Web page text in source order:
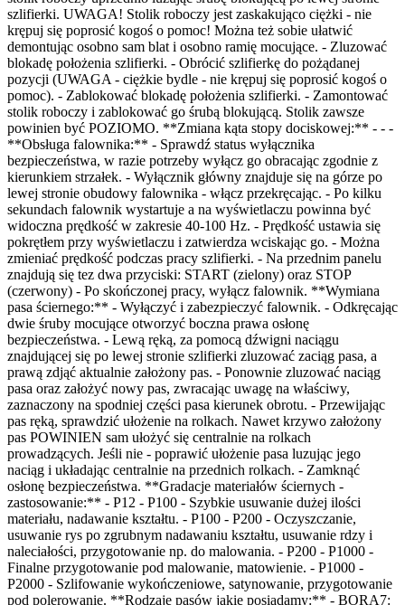
szlifierki. UWAGA! Stolik roboczy jest zaskakująco ciężki - nie
krępuj się poprosić kogoś o pomoc! Można też sobie ułatwić
demontując osobno sam blat i osobno ramię mocujące. - Zluzować
blokadę położenia szlifierki. - Obrócić szlifierkę do pożądanej
pozycji (UWAGA - ciężkie bydle - nie krępuj się poprosić kogoś o
pomoc). - Zablokować blokadę położenia szlifierki. - Zamontować
stolik roboczy i zablokować go śrubą blokującą. Stolik zawsze
powinien być POZIOMO. **Zmiana kąta stopy dociskowej:** - - -
**Obsługa falownika:** - Sprawdź status wyłącznika
bezpieczeństwa, w razie potrzeby wyłącz go obracając zgodnie z
kierunkiem strzałek. - Wyłącznik główny znajduje się na górze po
lewej stronie obudowy falownika - włącz przekręcając. - Po kilku
sekundach falownik wystartuje a na wyświetlaczu powinna być
widoczna prędkość w zakresie 40-100 Hz. - Prędkość ustawia się
pokrętłem przy wyświetlaczu i zatwierdza wciskając go. - Można
zmieniać prędkość podczas pracy szlifierki. - Na przednim panelu
znajdują się tez dwa przyciski: START (zielony) oraz STOP
(czerwony) - Po skończonej pracy, wyłącz falownik. **Wymiana
pasa ściernego:** - Wyłączyć i zabezpieczyć falownik. - Odkręcając
dwie śruby mocujące otworzyć boczna prawa osłonę
bezpieczeństwa. - Lewą ręką, za pomocą dźwigni naciągu
znajdującej się po lewej stronie szlifierki zluzować zaciąg pasa, a
prawą zdjąć aktualnie założony pas. - Ponownie zluzować naciąg
pasa oraz założyć nowy pas, zwracając uwagę na właściwy,
zaznaczony na spodniej części pasa kierunek obrotu. - Przewijając
pas ręką, sprawdzić ułożenie na rolkach. Nawet krzywo założony
pas POWINIEN sam ułożyć się centralnie na rolkach
prowadzących. Jeśli nie - poprawić ułożenie pasa luzując jego
naciąg i układając centralnie na przednich rolkach. - Zamknąć
osłonę bezpieczeństwa. **Gradacje materiałów ściernych -
zastosowanie:** - P12 - P100 - Szybkie usuwanie dużej ilości
materiału, nadawanie kształtu. - P100 - P200 - Oczyszczanie,
usuwanie rys po zgrubnym nadawaniu kształtu, usuwanie rdzy i
naleciałości, przygotowanie np. do malowania. - P200 - P1000 -
Finalne przygotowanie pod malowanie, matowienie. - P1000 -
P2000 - Szlifowanie wykończeniowe, satynowanie, przygotowanie
pod polerowanie. **Rodzaje pasów jakie posiadamy:** - BORA7: